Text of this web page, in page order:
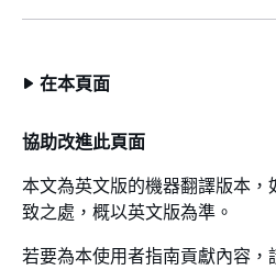
在本頁面
協助改進此頁面
本文為英文版的機器翻譯版本
致之處，概以英文版為準。
若要為本使用者指南貢獻內容